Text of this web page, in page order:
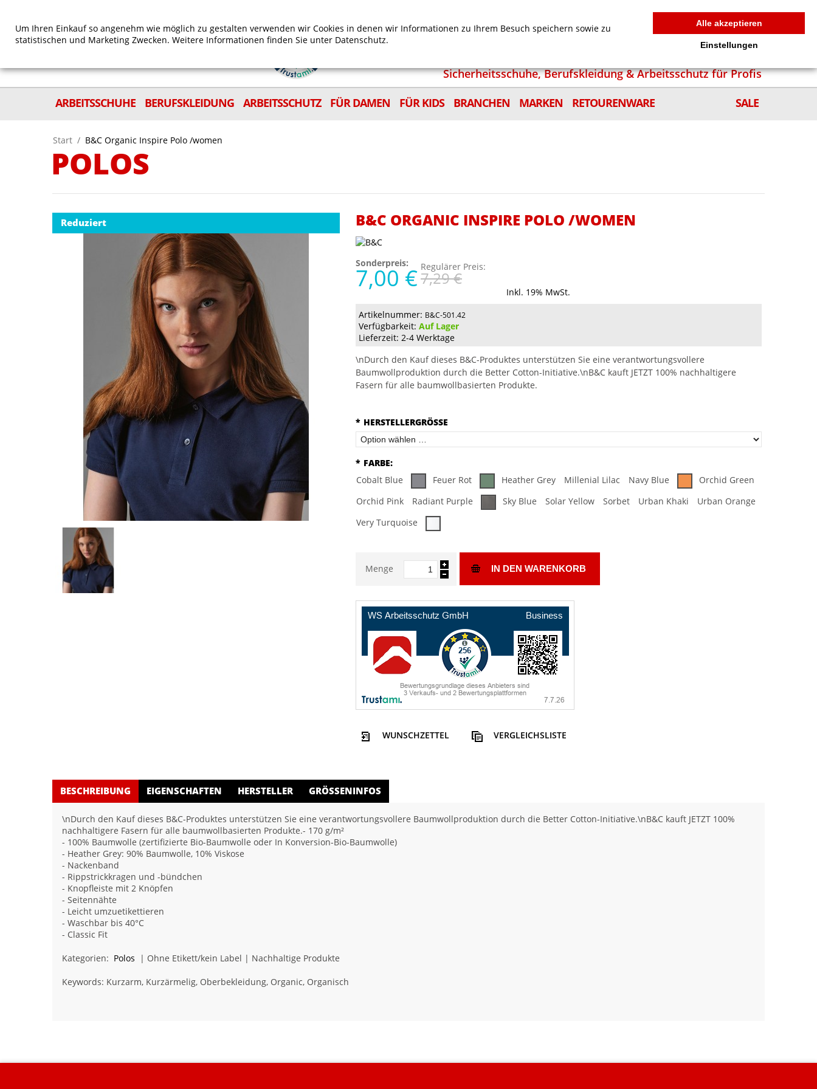
MEIN WARENKORB 0
Sicherheitsschuhe, Berufskleidung & Arbeitsschutz für Profis
ARBEITSSCHUHE
BERUFSKLEIDUNG ARBEITSSCHUTZ FÜR DAMEN FÜR KIDS BRANCHEN MARKEN RETOURENWARE SALE
Start / B&C Organic Inspire Polo /women
POLOS
Reduziert B&C ORGANIC INSPIRE POLO /WOMEN
Sonderpreis:
7,00 € Regulärer Preis:
7,29 €
Inkl. 19% MwSt.
Artikelnummer: B&C-501.42
Verfügbarkeit: Auf Lager
Lieferzeit: 2-4 Werktage
\nDurch den Kauf dieses B&C-Produktes unterstützen Sie eine verantwortungsvollere
Baumwollproduktion durch die Better Cotton-Initiative.\nB&C kauft JETZT 100% nachhaltigere
Fasern für alle baumwollbasierten Produkte.
* HERSTELLERGRÖSSE
* FARBE:
Cobalt Blue
Feuer Rot Heather Grey Millenial Lilac Navy Blue
Orchid Green
Orchid Pink
Radiant Purple Sky Blue Solar Yellow Sorbet Urban Khaki
Urban Orange
Very Turquoise
Menge IN DEN WARENKORB
WUNSCHZETTEL VERGLEICHSLISTE
BESCHREIBUNG EIGENSCHAFTEN HERSTELLER GRÖSSENINFOS
\nDurch den Kauf dieses B&C-Produktes unterstützen Sie eine verantwortungsvollere Baumwollproduktion durch die Better Cotton-Initiative.\nB&C kauft JETZT 100%
nachhaltigere Fasern für alle baumwollbasierten Produkte.- 170 g/m²
- 100% Baumwolle (zertifizierte Bio-Baumwolle oder In Konversion-Bio-Baumwolle)
- Heather Grey: 90% Baumwolle, 10% Viskose
- Nackenband
- Rippstrickkragen und -bündchen
- Knopfleiste mit 2 Knöpfen
- Seitennähte
- Leicht umzuetikettieren
- Waschbar bis 40°C
- Classic Fit
Kategorien: Polos | Ohne Etikett/kein Label | Nachhaltige Produkte
Keywords: Kurzarm, Kurzärmelig, Oberbekleidung, Organic, Organisch
Um Ihren Einkauf so angenehm wie möglich zu gestalten verwenden wir Cookies in denen wir Informationen zu Ihrem Besuch speichern sowie zu
statistischen und Marketing Zwecken. Weitere Informationen finden Sie unter Datenschutz.
Alle akzeptieren
Einstellungen